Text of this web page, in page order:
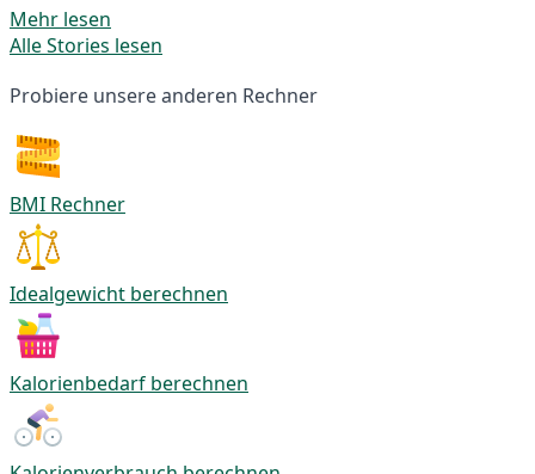
Mehr lesen
Alle Stories lesen
Probiere unsere anderen Rechner
BMI Rechner
Idealgewicht berechnen
Kalorienbedarf berechnen